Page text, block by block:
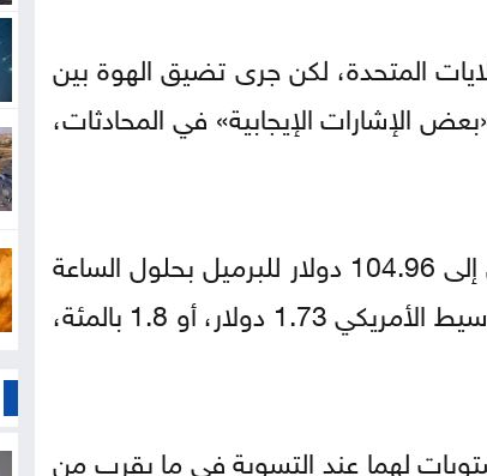
المتحدة، لكن جرى تضيق الهوة بين
الإشارات الإيجابية» في المحادثات،
وارتفعت العقود الآجلة لخام برنت ⁠2.38 دولار، أو 2.3 بالمئة، لتصل إلى 104.96 دولار للبرميل بحلول الساعة
0034 بتوقيت جرينتش، وزادت العقود الآجلة لخام غرب تكساس الوسيط الأمريكي 1.73 دولار، أو 1.8 بالمئة،
لهما عند التسوية في ما يقرب من